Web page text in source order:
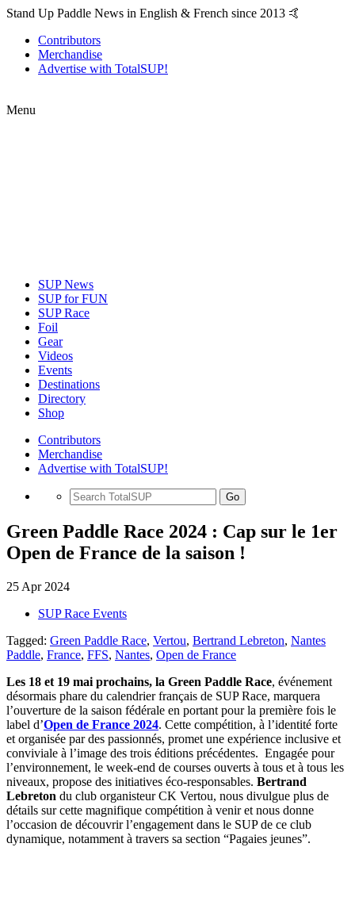
Stand Up Paddle News in English & French since 2013 🤙
Contributors
Merchandise
Advertise with TotalSUP!
Menu
SUP News
SUP for FUN
SUP Race
Foil
Gear
Videos
Events
Destinations
Directory
Shop
Contributors
Merchandise
Advertise with TotalSUP!
Go
Green Paddle Race 2024 : Cap sur le 1er
Open de France de la saison !
25 Apr 2024
SUP Race Events
Tagged: Green Paddle Race, Vertou, Bertrand Lebreton, Nantes
Paddle, France, FFS, Nantes, Open de France
Les 18 et 19 mai prochains, la Green Paddle Race, événement
désormais phare du calendrier français de SUP Race, marquera
l’ouverture de la saison fédérale en portant pour la première fois le
label d’Open de France 2024. Cette compétition, à l’identité forte
et organisée par des passionnés, promet une expérience inclusive et
conviviale à l’image des trois éditions précédentes. Engagée pour
l’environnement, le week-end de courses ouverts à tous et à tous les
niveaux, propose des initiatives éco-responsables. Bertrand
Lebreton du club organisteur CK Vertou, nous divulgue plus de
détails sur cette magnifique compétition à venir et nous donne
l’occasion de découvrir l’engagement dans le SUP de ce club
dynamique, notamment à travers sa section “Pagaies jeunes”.